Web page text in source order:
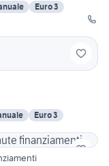
Euro 3
Euro 3